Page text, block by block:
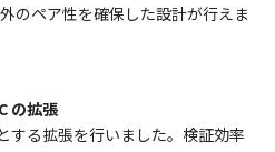
のペア性を確保した設計が行えま
の拡張
る拡張を行いました。検証効率